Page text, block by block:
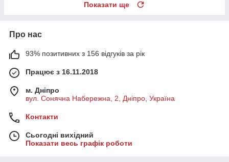
Показати ще
Про нас
93% позитивних з 156 відгуків за рік
Працює з 16.11.2018
м. Дніпро
вул. Сонячна Набережна, 2, Дніпро, Україна
Контакти
Сьогодні вихідний
Показати весь графік роботи